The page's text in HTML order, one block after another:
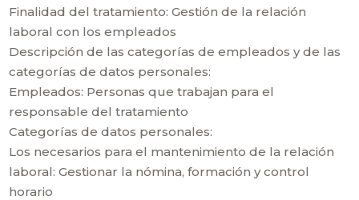
Finalidad del tratamiento: Gestión de la relación
laboral con los empleados
Descripción de las categorías de empleados y de las
categorías de datos personales:
Empleados: Personas que trabajan para el
responsable del tratamiento
Categorías de datos personales:
Los necesarios para el mantenimiento de la relación
laboral: Gestionar la nómina, formación y control
horario